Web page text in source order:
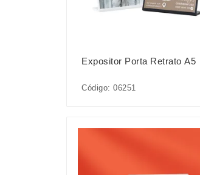
Expositor Porta Retrato A5
Código: 06251